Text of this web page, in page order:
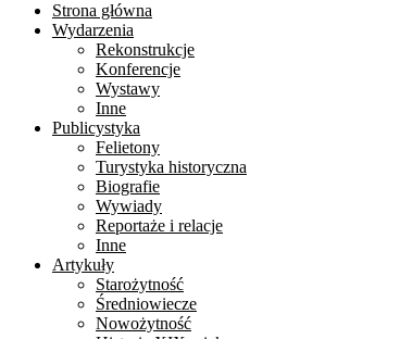
Strona główna
Wydarzenia
Rekonstrukcje
Konferencje
Wystawy
Inne
Publicystyka
Felietony
Turystyka historyczna
Biografie
Wywiady
Reportaże i relacje
Inne
Artykuły
Starożytność
Średniowiecze
Nowożytność